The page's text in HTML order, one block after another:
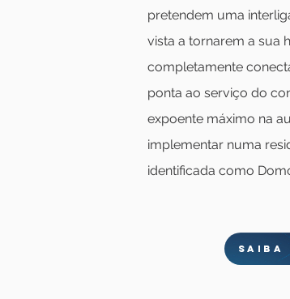
pretendem uma
vista a tornarem a sua
completamente
ponta ao serviço do
expoente máximo na
implementar numa
identificada como
Saiba